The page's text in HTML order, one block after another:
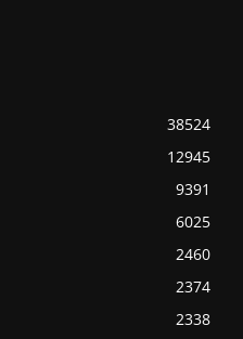
38524
12945
9391
6025
2460
2374
2338